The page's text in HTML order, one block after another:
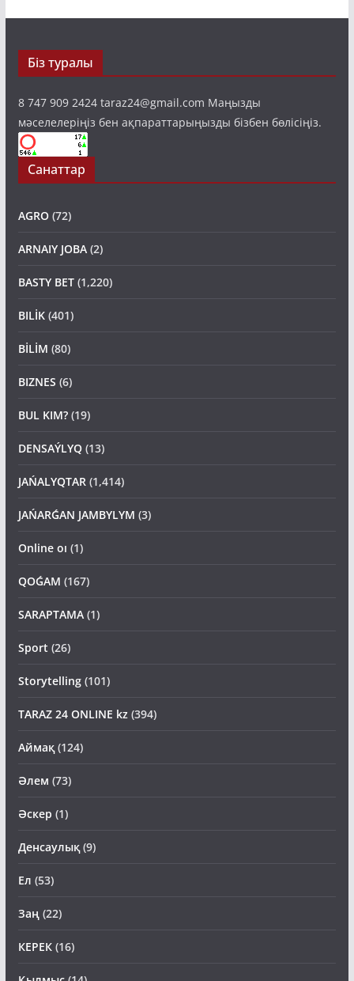
8 747 909 2424 taraz24@gmail.com Маңызды
мәселелеріңіз бен ақпараттарыңызды бізбен бөлісіңіз.
Санаттар
BASTY BET
JAŃARǴAN JAMBYLYM
Online oı (1)
Storytelling
TARAZ 24 ONLINE kz
(73)
Денсаулық
Ел (53)
КЕРЕК